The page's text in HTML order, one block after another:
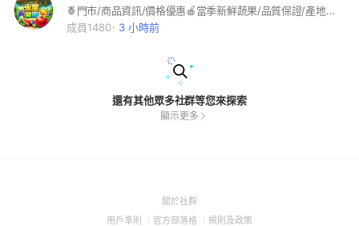
🍍門市/商品資訊/價格優惠🍎當季新鮮蔬果/品質保證/產地直銷/各國高級水果/客製化各式精美包裝禮盒、禮籃🍒
成員1480
3 小時前
還有其他眾多社群等您來探索
顯示更多
關於社群(Open
用戶準則 (Open
官方部落格 (Open
規則及政策(Open